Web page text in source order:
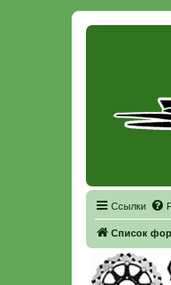
Ссылки
Список